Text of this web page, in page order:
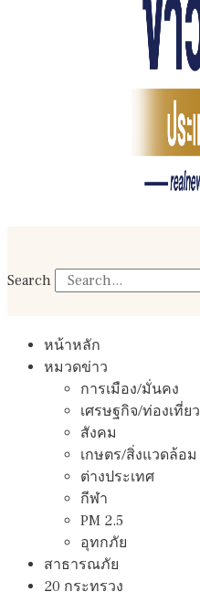
Search
หน้าหลัก
หมวดข่าว
การเมือง/มั่นคง
เศรษฐกิจ/ท่องเที่ยว
สังคม
เกษตร/สิ่งแวดล้อม
ต่างประเทศ
กีฬา
PM 2.5
อุทกภัย
สาธารณภัย
20 กระทรวง